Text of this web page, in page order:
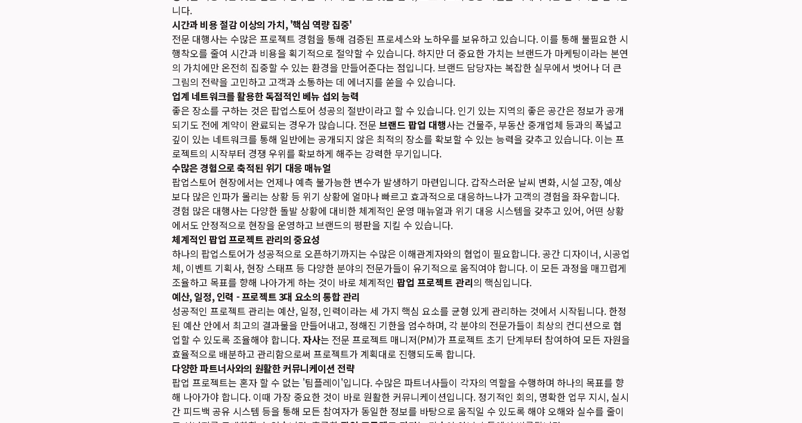
니다.
시간과 비용 절감 이상의 가치, '핵심 역량 집중'
전문 대행사는 수많은 프로젝트 경험을 통해 검증된 프로세스와 노하우를 보유하고 있습니다. 이를 통해 불필요한 시
행착오를 줄여 시간과 비용을 획기적으로 절약할 수 있습니다. 하지만 더 중요한 가치는 브랜드가 마케팅이라는 본연
의 가치에만 온전히 집중할 수 있는 환경을 만들어준다는 점입니다. 브랜드 담당자는 복잡한 실무에서 벗어나 더 큰
그림의 전략을 고민하고 고객과 소통하는 데 에너지를 쏟을 수 있습니다.
업계 네트워크를 활용한 독점적인 베뉴 섭외 능력
좋은 장소를 구하는 것은 팝업스토어 성공의 절반이라고 할 수 있습니다. 인기 있는 지역의 좋은 공간은 정보가 공개
되기도 전에 계약이 완료되는 경우가 많습니다. 전문 브랜드 팝업 대행사는 건물주, 부동산 중개업체 등과의 폭넓고
깊이 있는 네트워크를 통해 일반에는 공개되지 않은 최적의 장소를 확보할 수 있는 능력을 갖추고 있습니다. 이는 프
로젝트의 시작부터 경쟁 우위를 확보하게 해주는 강력한 무기입니다.
수많은 경험으로 축적된 위기 대응 매뉴얼
팝업스토어 현장에서는 언제나 예측 불가능한 변수가 발생하기 마련입니다. 갑작스러운 날씨 변화, 시설 고장, 예상
보다 많은 인파가 몰리는 상황 등 위기 상황에 얼마나 빠르고 효과적으로 대응하느냐가 고객의 경험을 좌우합니다.
경험 많은 대행사는 다양한 돌발 상황에 대비한 체계적인 운영 매뉴얼과 위기 대응 시스템을 갖추고 있어, 어떤 상황
에서도 안정적으로 현장을 운영하고 브랜드의 평판을 지킬 수 있습니다.
체계적인 팝업 프로젝트 관리의 중요성
하나의 팝업스토어가 성공적으로 오픈하기까지는 수많은 이해관계자와의 협업이 필요합니다. 공간 디자이너, 시공업
체, 이벤트 기획사, 현장 스태프 등 다양한 분야의 전문가들이 유기적으로 움직여야 합니다. 이 모든 과정을 매끄럽게
조율하고 목표를 향해 나아가게 하는 것이 바로 체계적인 팝업 프로젝트 관리의 핵심입니다.
예산, 일정, 인력 - 프로젝트 3대 요소의 통합 관리
성공적인 프로젝트 관리는 예산, 일정, 인력이라는 세 가지 핵심 요소를 균형 있게 관리하는 것에서 시작됩니다. 한정
된 예산 안에서 최고의 결과물을 만들어내고, 정해진 기한을 엄수하며, 각 분야의 전문가들이 최상의 컨디션으로 협
업할 수 있도록 조율해야 합니다. 자사는 전문 프로젝트 매니저(PM)가 프로젝트 초기 단계부터 참여하여 모든 자원을
효율적으로 배분하고 관리함으로써 프로젝트가 계획대로 진행되도록 합니다.
다양한 파트너사와의 원활한 커뮤니케이션 전략
팝업 프로젝트는 혼자 할 수 없는 '팀플레이'입니다. 수많은 파트너사들이 각자의 역할을 수행하며 하나의 목표를 향
해 나아가야 합니다. 이때 가장 중요한 것이 바로 원활한 커뮤니케이션입니다. 정기적인 회의, 명확한 업무 지시, 실시
간 피드백 공유 시스템 등을 통해 모든 참여자가 동일한 정보를 바탕으로 움직일 수 있도록 해야 오해와 실수를 줄이